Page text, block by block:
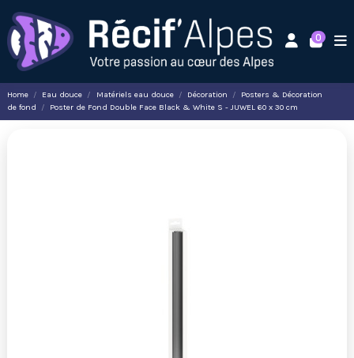
0
Home Eau douce Matériels eau douce Décoration
Posters & Décoration
de fond
Poster de Fond Double Face Black & White S - JUWEL 60 x 30 cm